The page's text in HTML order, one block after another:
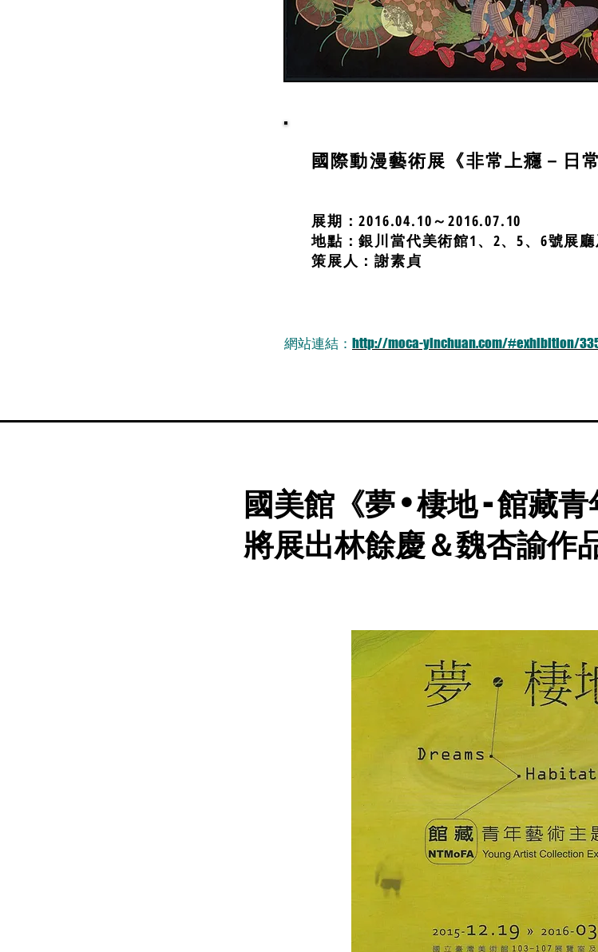
國際動漫藝術展《非常上癮－日
展期：2016.04.10～2016.07.10
地點：銀川當代美術館1、2、5、6號展
策展人：謝素貞
網站連結： http://moca-yinchuan.com/#exhibition/
國美館《夢 • 棲地 - 館藏
將展出林餘慶＆魏杏諭作